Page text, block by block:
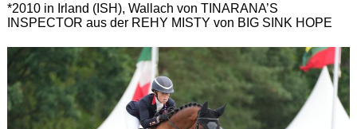
*2010 in Irland (ISH), Wallach von TINARANA’S
INSPECTOR aus der REHY MISTY von BIG SINK HOPE